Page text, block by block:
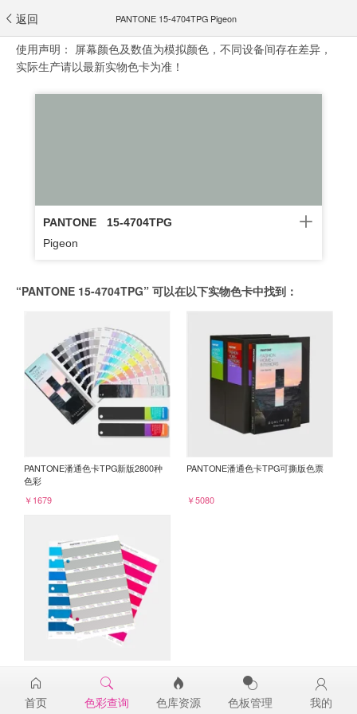
返回 PANTONE 15-4704TPG Pigeon
使用声明： 屏幕颜色及数值为模拟颜色，不同设备间存在差异，
实际生产请以最新实物色卡为准！
PANTONE
15-4704TPG
Pigeon
“PANTONE 15-4704TPG” 可以在以下实物色卡中找到：
PANTONE潘通色卡TPG新版2800种
色彩
￥1679
PANTONE潘通色卡TPG可撕版色票
￥5080
15-4704TPG
￥98
首页 色彩查询 色库资源 色板管理 我的